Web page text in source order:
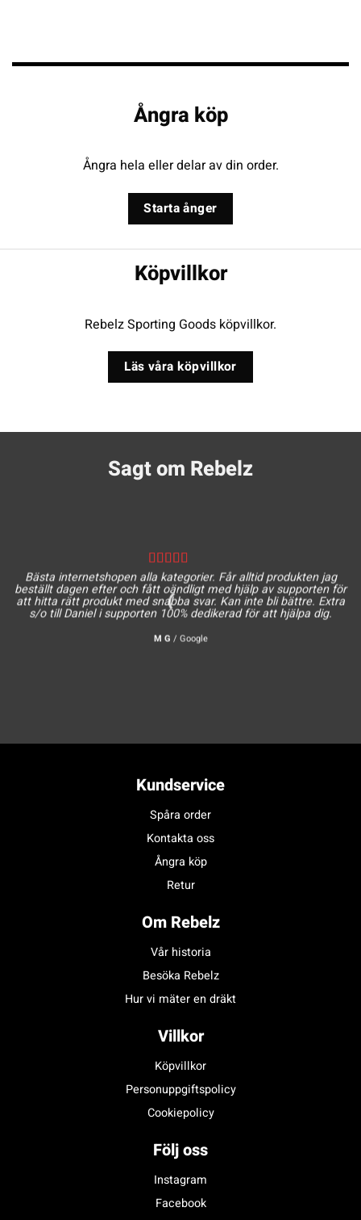
Ångra köp
Ångra hela eller delar av din order.
Starta ånger
Köpvillkor
Rebelz Sporting Goods köpvillkor.
Läs våra köpvillkor
Sagt om Rebelz
Bästa internetshopen alla kategorier. Får alltid produkten jag
beställt dagen efter och fått oändligt med hjälp av supporten för
att hitta rätt produkt med snabba svar. Kan inte bli bättre. Extra
s/o till Daniel i supporten 100% dedikerad för att hjälpa dig.
M G / Google
Kundservice
Spåra order
Kontakta oss
Ångra köp
Retur
Om Rebelz
Vår historia
Besöka Rebelz
Hur vi mäter en dräkt
Villkor
Köpvillkor
Personuppgiftspolicy
Cookiepolicy
Följ oss
Instagram
Facebook